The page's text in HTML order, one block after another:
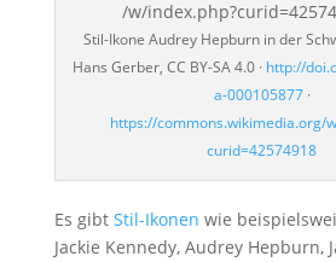
Stil-Ikone Audrey Hepburn in der
Hans Gerber, CC BY-SA 4.0 · http://
a-000105877·
https://commons.wikimedia.org/
curid=42574918
Es gibt Stil-Ikonen wie
Jackie Kennedy, Audrey Hepburn,